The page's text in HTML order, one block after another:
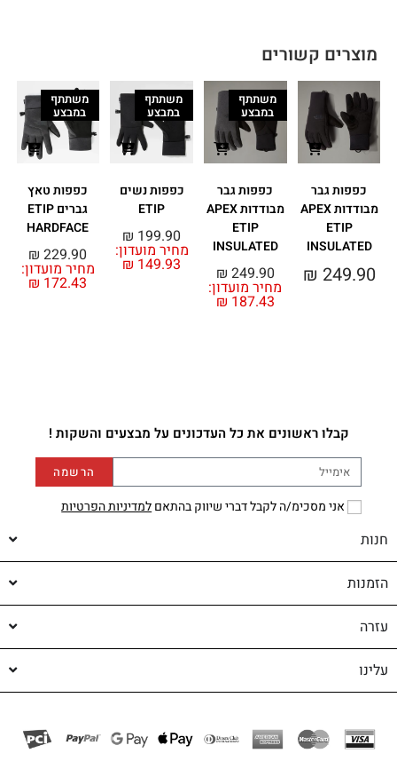
מוצרים קשורים
כפפות גבר
מבודדות APEX
ETIP
INSULATED
₪ 249.90
משתתף
במבצע
כפפות גבר
מבודדות APEX
ETIP
INSULATED
מחיר מועדון:
₪ 187.43
₪ 249.90
משתתף
במבצע
כפפות נשים
ETIP
מחיר מועדון:
₪ 149.93
₪ 199.90
משתתף
במבצע
כפפות טאץ
גברים ETIP
HARDFACE
מחיר מועדון:
₪ 172.43
₪ 229.90
קבלו ראשונים את כל העדכונים על מבצעים והשקות !
אני מסכימ/ה לקבל דברי שיווק בהתאםלמדיניות הפרטיות
הרשמה
חנות
הזמנות
עזרה
עלינו